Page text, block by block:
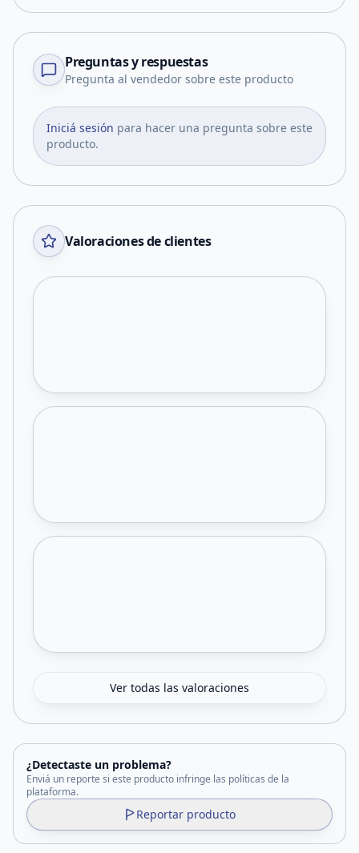
Preguntas y respuestas
Pregunta al vendedor sobre este producto
Iniciá sesión para hacer una pregunta sobre este
producto.
Valoraciones de clientes
Ver todas las valoraciones
¿Detectaste un problema?
Enviá un reporte si este producto infringe las políticas de la
plataforma.
Reportar producto